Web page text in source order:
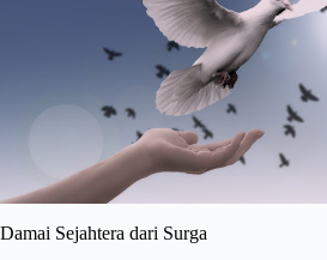
Damai Sejahtera dari Surga